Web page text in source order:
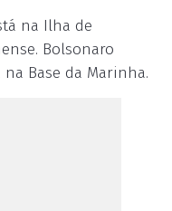
na Ilha de
Bolsonaro
Base da Marinha.